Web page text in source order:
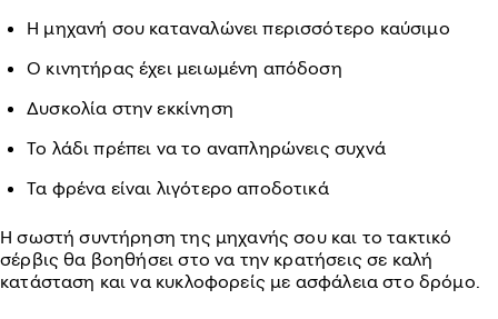
Η μηχανή σου καταναλώνει περισσότερο καύσιμο
Ο κινητήρας έχει μειωμένη απόδοση
Δυσκολία στην εκκίνηση
Το λάδι πρέπει να το αναπληρώνεις συχνά
Τα φρένα είναι λιγότερο αποδοτικά
Η σωστή συντήρηση της μηχανής σου και το τακτικό
σέρβις θα βοηθήσει στο να την κρατήσεις σε καλή
κατάσταση και να κυκλοφορείς με ασφάλεια στο δρόμο.